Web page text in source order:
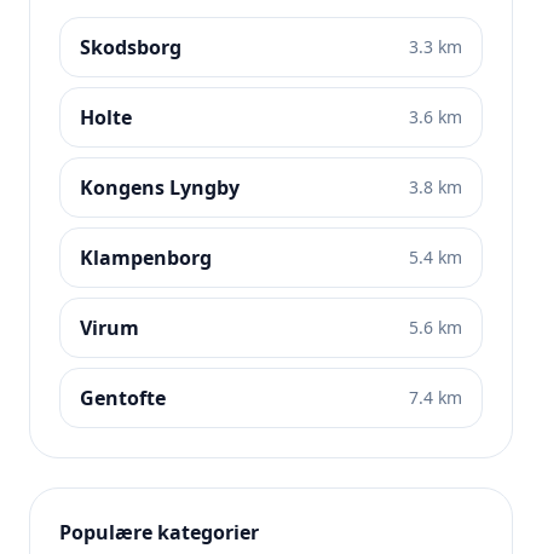
Skodsborg 3.3 km
Holte 3.6 km
Kongens Lyngby 3.8 km
Klampenborg 5.4 km
Virum 5.6 km
Gentofte 7.4 km
Populære kategorier